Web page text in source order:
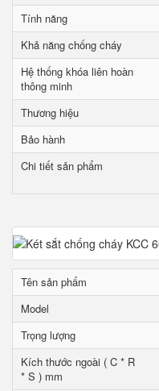
Tính năng
Khả năng chống cháy
Hệ thống khóa liên hoàn
thông minh
Thương hiệu
Bảo hành
Chi tiết sản phẩm
Tên sản phẩm
Model
Trọng lượng
Kích thước ngoài ( C * R
* S ) mm